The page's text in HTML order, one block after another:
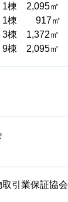
2,095㎡
棟 917㎡
1,372㎡
9棟 2,095㎡
引業保証協会